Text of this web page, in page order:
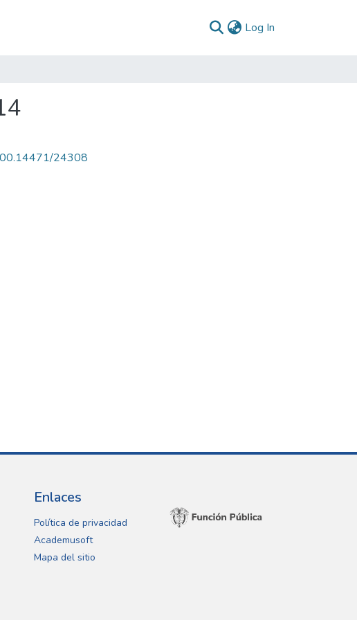
Log In
24308
Enlaces
Política de privacidad
Academusoft
Mapa del sitio